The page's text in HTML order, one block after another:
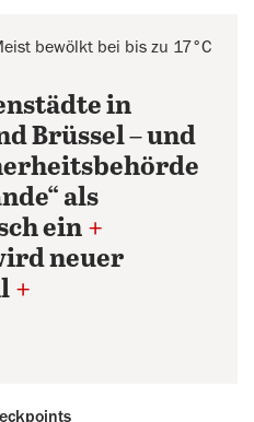
bewölkt bei bis zu 17°C
in
Brüssel – und
als
ein +
neuer
+